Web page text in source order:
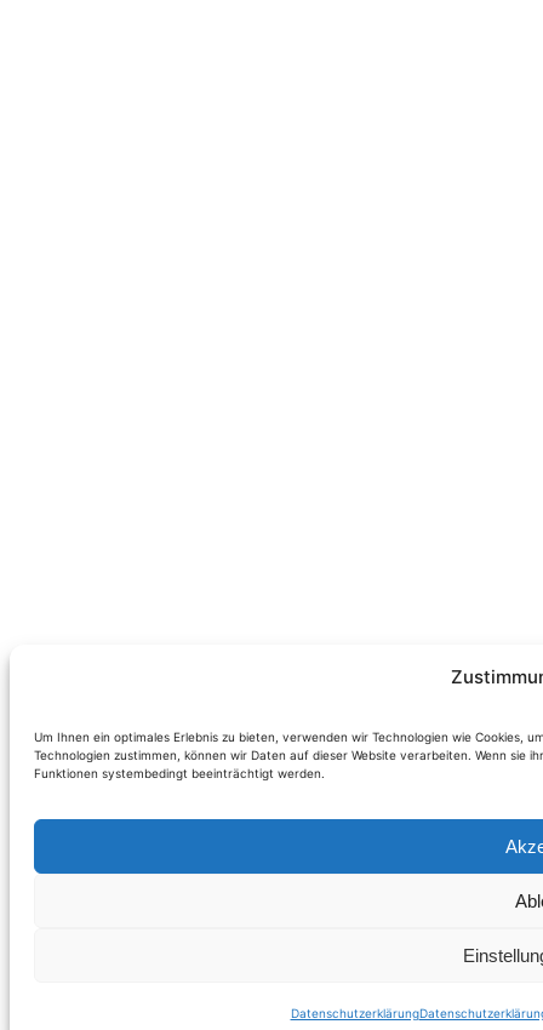
Um Ihnen ein optimales Erlebnis zu bieten, verwenden wir Technologien wie Cookies,
Technologien zustimmen, können wir Daten auf dieser Website verarbeiten. Wenn
Funktionen systembedingt beeinträchtigt werden.
Datenschutzerklärung